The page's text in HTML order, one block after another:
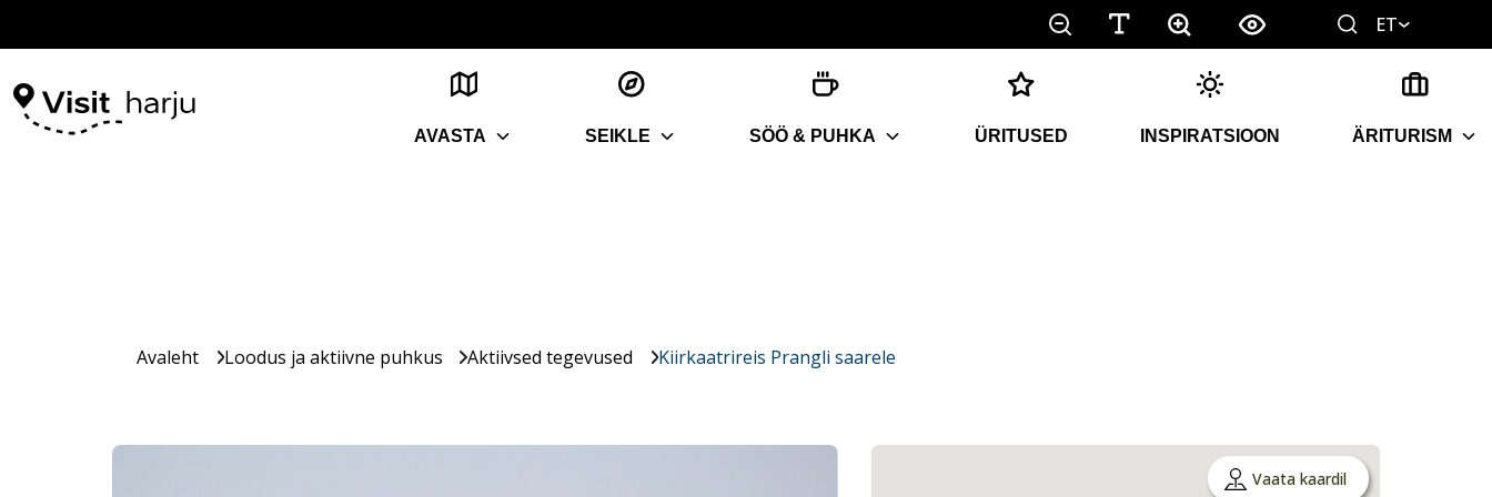
ET
AVASTA SEIKLE SÖÖ & PUHKA ÜRITUSED INSPIRATSIOON ÄRITURISM
Avaleht Loodus ja aktiivne puhkus Aktiivsed tegevused Kiirkaatrireis Prangli saarele
Vaata kaardil